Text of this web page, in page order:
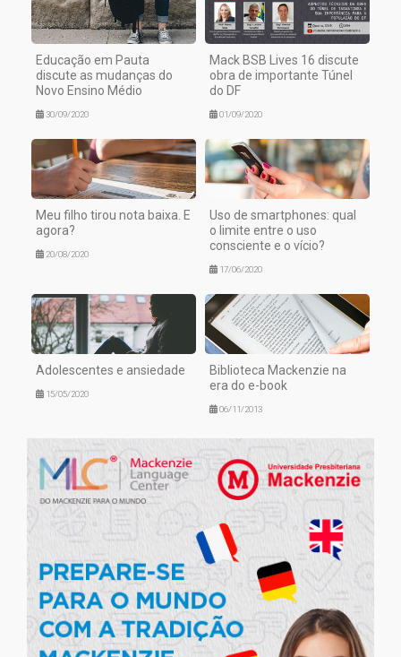
Educação em Pauta
discute as mudanças do
Novo Ensino Médio
30/09/2020
Mack BSB Lives 16 discute
obra de importante Túnel
do DF
01/09/2020
Meu filho tirou nota baixa. E
agora?
20/08/2020
Uso de smartphones: qual
o limite entre o uso
consciente e o vício?
17/06/2020
Adolescentes e ansiedade
15/05/2020
Biblioteca Mackenzie na
era do e-book
06/11/2013